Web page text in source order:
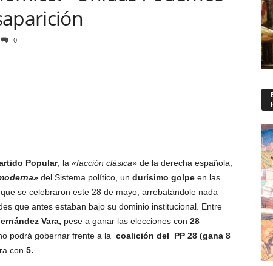
0
Popular, la «facción clásica»de la derecha española,
del Sistema político, un durísimo golpeen las
se celebraron este 28 de mayo, arrebatándole nada
que antes estaban bajo su dominio institucional. Entre
Vara, pese a ganar las elecciones con 28
podrá gobernar frente a la coalición del PP 28 (gana 8
con 5.